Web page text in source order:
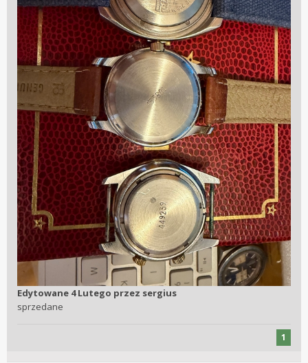
Edytowane 4 Lutego przez sergius
sprzedane
1